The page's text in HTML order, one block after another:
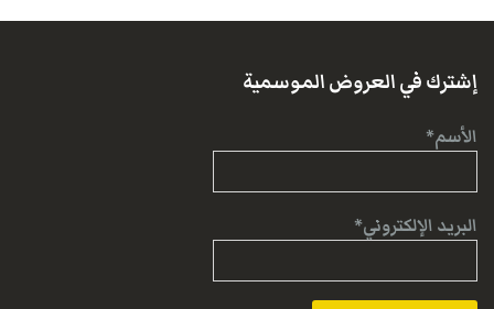
إشترك في العروض الموسمية
الأسم*
البريد الإلكتروني*